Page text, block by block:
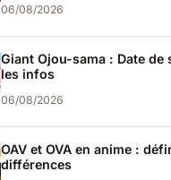
06/08/2026
Giant Ojou-sama : Date de
les infos
06/08/2026
OAV et OVA en anime :
différences